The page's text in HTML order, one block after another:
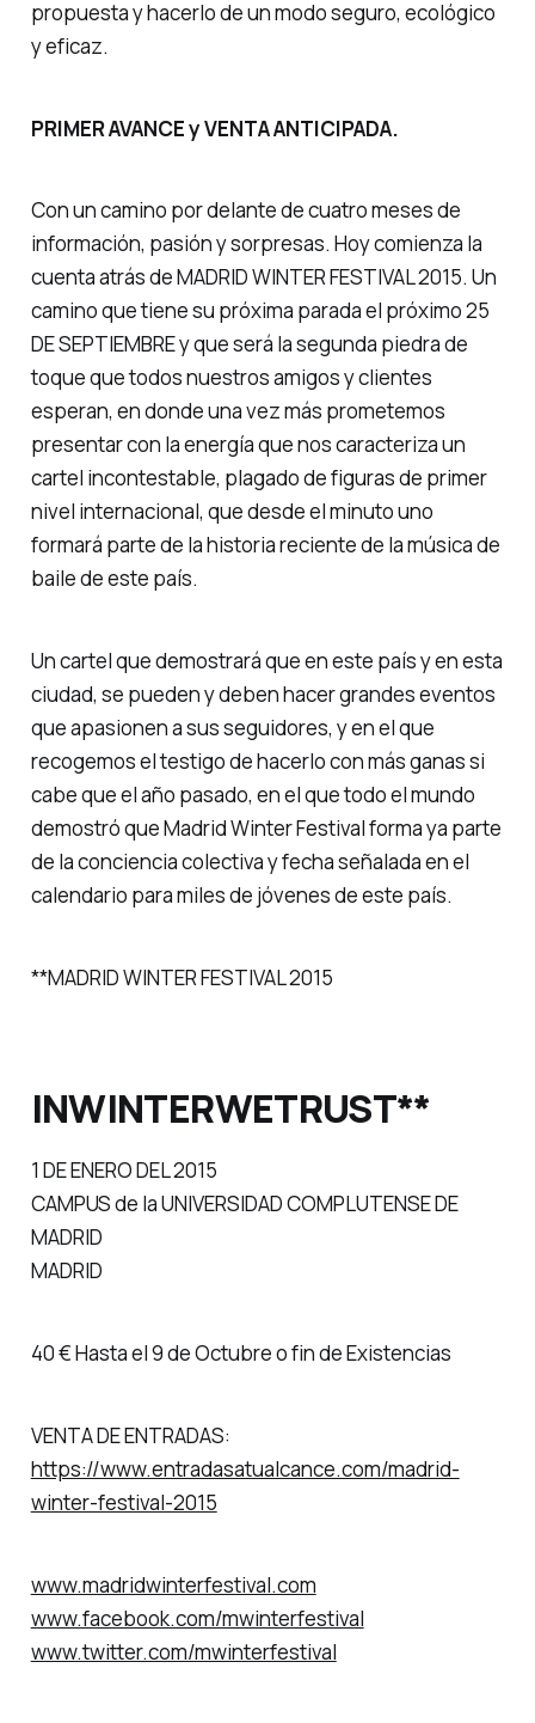
propuesta y hacerlo de un modo seguro, ecológico
y eficaz.
PRIMER AVANCE y VENTA ANTICIPADA.
Con un camino por delante de cuatro meses de
información, pasión y sorpresas. Hoy comienza la
cuenta atrás de MADRID WINTER FESTIVAL 2015. Un
camino que tiene su próxima parada el próximo 25
DE SEPTIEMBRE y que será la segunda piedra de
toque que todos nuestros amigos y clientes
esperan, en donde una vez más prometemos
presentar con la energía que nos caracteriza un
cartel incontestable, plagado de figuras de primer
nivel internacional, que desde el minuto uno
formará parte de la historia reciente de la música de
baile de este país.
Un cartel que demostrará que en este país y en esta
ciudad, se pueden y deben hacer grandes eventos
que apasionen a sus seguidores, y en el que
recogemos el testigo de hacerlo con más ganas si
cabe que el año pasado, en el que todo el mundo
demostró que Madrid Winter Festival forma ya parte
de la conciencia colectiva y fecha señalada en el
calendario para miles de jóvenes de este país.
**MADRID WINTER FESTIVAL 2015
INWINTERWETRUST**
1 DE ENERO DEL 2015
CAMPUS de la UNIVERSIDAD COMPLUTENSE DE
MADRID
MADRID
40 € Hasta el 9 de Octubre o fin de Existencias
VENTA DE ENTRADAS:
https://www.entradasatualcance.com/madrid-
winter-festival-2015
www.madridwinterfestival.com
www.facebook.com/mwinterfestival
www.twitter.com/mwinterfestival